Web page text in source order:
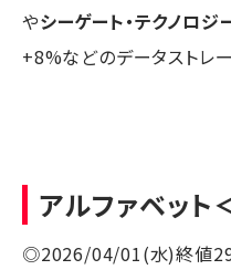
やシーゲート・テクノロジ
+8%などのデータストレ
アルファベット
◎2026/04/01(水)終値